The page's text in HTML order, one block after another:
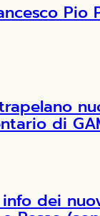
Pio
trapelano
di
dei